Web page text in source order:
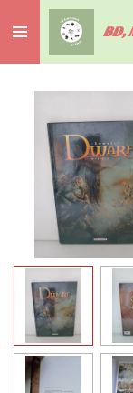
au
contenu
BD,